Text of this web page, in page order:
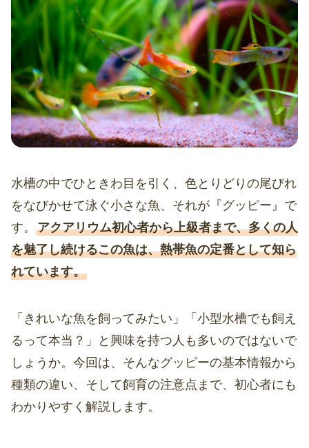
水槽の中でひときわ目を引く、色とりどりの尾びれ
をなびかせて泳ぐ小さな魚、それが『グッピー』で
す。 アクアリウム初心者から上級者まで、多くの人
を魅了し続けるこの魚は、熱帯魚の定番として知ら
れています。
「きれいな魚を飼ってみたい」「小型水槽でも飼え
るって本当？」と興味を持つ人も多いのではないで
しょうか。今回は、そんなグッピーの基本情報から
種類の違い、そして飼育の注意点まで、初心者にも
わかりやすく解説します。